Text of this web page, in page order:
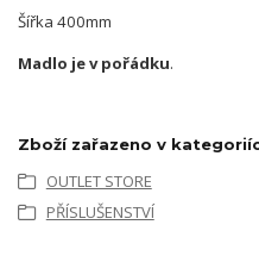
Šířka 400mm
Madlo je v pořádku.
Zboží zařazeno v
OUTLET STORE
PŘÍSLUŠENSTVÍ